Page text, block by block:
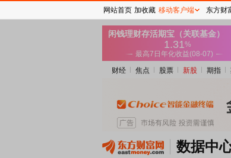
财经 焦点 股票 新股 期指
数据中
网站首页 加收藏 移动客户端 东方财